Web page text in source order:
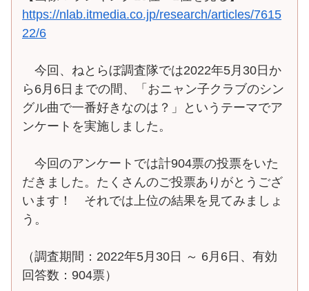
https://nlab.itmedia.co.jp/research/articles/7615
22/6
今回、ねとらぼ調査隊では2022年5月30日か
ら6月6日までの間、「おニャン子クラブのシン
グル曲で一番好きなのは？」というテーマでア
ンケートを実施しました。
今回のアンケートでは計904票の投票をいた
だきました。たくさんのご投票ありがとうござ
います！ それでは上位の結果を見てみましょ
う。
（調査期間：2022年5月30日 ～ 6月6日、有効
回答数：904票）